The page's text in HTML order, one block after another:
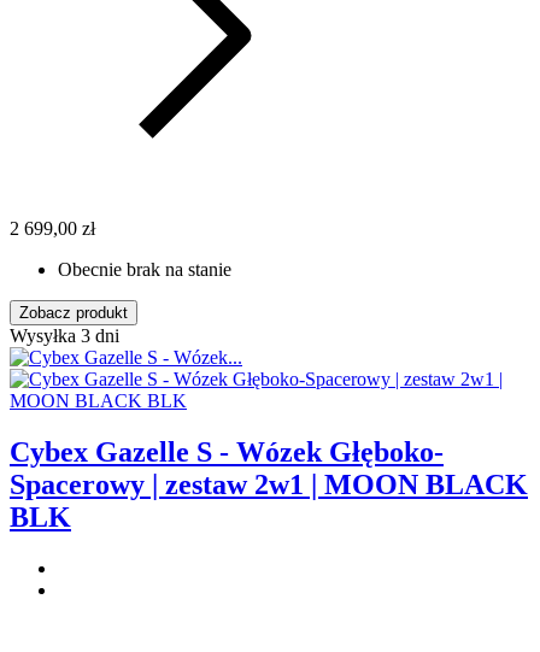
2 699,00 zł
Obecnie brak na stanie
Zobacz produkt
Wysyłka 3 dni
Cybex Gazelle S - Wózek Głęboko-
Spacerowy | zestaw 2w1 | MOON BLACK
BLK